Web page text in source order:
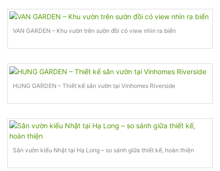
VAN GARDEN – Khu vườn trên sườn đồi có view nhìn ra biển
HUNG GARDEN – Thiết kế sân vườn tại Vinhomes Riverside
Sân vườn kiểu Nhật tại Hạ Long – so sánh giữa thiết kế, hoàn thiện